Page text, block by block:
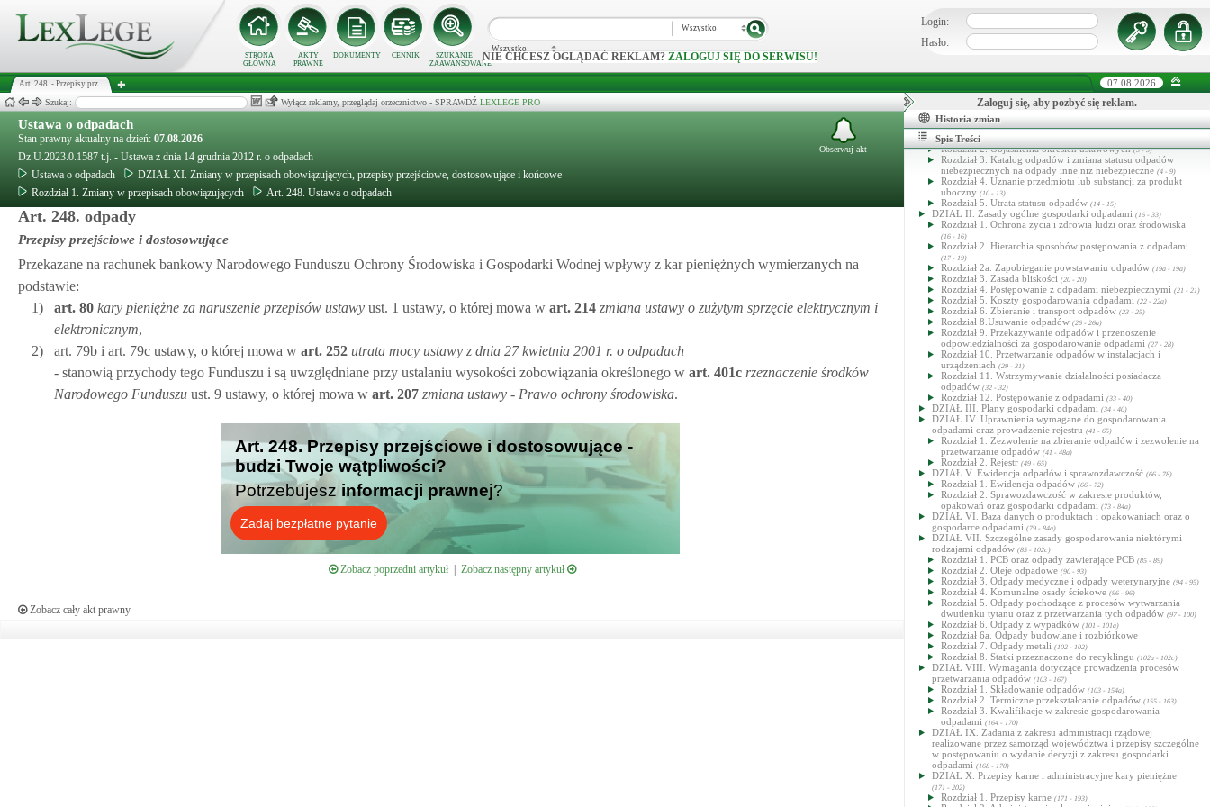
STRONA
GŁÓWNA
AKTY
PRAWNE
DOKUMENTY CENNIK
SZUKANIE
ZAAWANSOWANE
Wszystko
Wszystko
NIE CHCESZ OGLĄDAĆ REKLAM? ZALOGUJ SIĘ DO SERWISU!
Login:
Hasło:
Art. 248. - Przepisy prz... 07.08.2026
Szukaj: Wyłącz reklamy, przeglądaj orzecznictwo - SPRAWDŹ LEXLEGE PRO
Ustawa o odpadach
Stan prawny aktualny na dzień: 07.08.2026
Dz.U.2023.0.1587 t.j. - Ustawa z dnia 14 grudnia 2012 r. o odpadach
Ustawa o odpadach
DZIAŁ XI. Zmiany w przepisach obowiązujących, przepisy przejściowe, dostosowujące i końcowe
Rozdział 1. Zmiany w przepisach obowiązujących
Art. 248. Ustawa o odpadach
Obserwuj akt
Art. 248. odpady
Przepisy przejściowe i dostosowujące
Przekazane na rachunek bankowy Narodowego Funduszu Ochrony Środowiska i Gospodarki Wodnej wpływy z kar pieniężnych wymierzanych na
podstawie:
1)
art. 80 kary pieniężne za naruszenie przepisów ustawy ust. 1 ustawy, o której mowa w art. 214 zmiana ustawy o zużytym sprzęcie elektrycznym i
elektronicznym,
2)
art. 79b i art. 79c ustawy, o której mowa w art. 252 utrata mocy ustawy z dnia 27 kwietnia 2001 r. o odpadach
- stanowią przychody tego Funduszu i są uwzględniane przy ustalaniu wysokości zobowiązania określonego w art. 401c rzeznaczenie środków
Narodowego Funduszu ust. 9 ustawy, o której mowa w art. 207 zmiana ustawy - Prawo ochrony środowiska.
Art. 248. Przepisy przejściowe i dostosowujące -
budzi Twoje wątpliwości?
Potrzebujesz informacji prawnej?
Zadaj bezpłatne pytanie
Zobacz poprzedni artykuł| Zobacz następny artykuł
Zobacz cały akt prawny
Zaloguj się, aby pozbyć się reklam.
Historia zmian
Spis Treści
Ustawa o odpadach
DZIAŁ I. Przepisy ogólne(1 - 15)
Rozdział 1. Zakres ustawy
Rozdział 2. Objaśnienia określeń ustawowych(3 - 3)
Rozdział 3. Katalog odpadów i zmiana statusu odpadów
niebezpiecznych na odpady inne niż niebezpieczne (4 - 9)
Rozdział 4. Uznanie przedmiotu lub substancji za produkt
uboczny (10 - 13)
Rozdział 5. Utrata statusu odpadów (14 - 15)
DZIAŁ II. Zasady ogólne gospodarki odpadami (16 - 33)
Rozdział 1. Ochrona życia i zdrowia ludzi oraz środowiska
(16 - 16)
Rozdział 2. Hierarchia sposobów postępowania z odpadami
(17 - 19)
Rozdział 2a. Zapobieganie powstawaniu odpadów (19a - 19a)
Rozdział 3. Zasada bliskości (20 - 20)
Rozdział 4. Postępowanie z odpadami niebezpiecznymi (21 - 21)
Rozdział 5. Koszty gospodarowania odpadami (22 - 22a)
Rozdział 6. Zbieranie i transport odpadów (23 - 25)
Rozdział 8.Usuwanie odpadów (26 - 26a)
Rozdział 9. Przekazywanie odpadów i przenoszenie
odpowiedzialności za gospodarowanie odpadami (27 - 28)
Rozdział 10. Przetwarzanie odpadów w instalacjach i
urządzeniach (29 - 31)
Rozdział 11. Wstrzymywanie działalności posiadacza
odpadów (32 - 32)
Rozdział 12. Postępowanie z odpadami (33 - 40)
DZIAŁ III. Plany gospodarki odpadami (34 - 40)
DZIAŁ IV. Uprawnienia wymagane do gospodarowania
odpadami oraz prowadzenie rejestru (41 - 65)
Rozdział 1. Zezwolenie na zbieranie odpadów i zezwolenie na
przetwarzanie odpadów (41 - 48a)
Rozdział 2. Rejestr (49 - 65)
DZIAŁ V. Ewidencja odpadów i sprawozdawczość (66 - 78)
Rozdział 1. Ewidencja odpadów (66 - 72)
Rozdział 2. Sprawozdawczość w zakresie produktów,
opakowań oraz gospodarki odpadami (73 - 84a)
DZIAŁ VI. Baza danych o produktach i opakowaniach oraz o
gospodarce odpadami (79 - 84a)
DZIAŁ VII. Szczególne zasady gospodarowania niektórymi
rodzajami odpadów (85 - 102c)
Rozdział 1. PCB oraz odpady zawierające PCB (85 - 89)
Rozdział 2. Oleje odpadowe (90 - 93)
Rozdział 3. Odpady medyczne i odpady weterynaryjne (94 - 95)
Rozdział 4. Komunalne osady ściekowe (96 - 96)
Rozdział 5. Odpady pochodzące z procesów wytwarzania
dwutlenku tytanu oraz z przetwarzania tych odpadów (97 - 100)
Rozdział 6. Odpady z wypadków (101 - 101a)
Rozdział 6a. Odpady budowlane i rozbiórkowe
Rozdział 7. Odpady metali (102 - 102)
Rozdział 8. Statki przeznaczone do recyklingu (102a - 102c)
DZIAŁ VIII. Wymagania dotyczące prowadzenia procesów
przetwarzania odpadów (103 - 167)
Rozdział 1. Składowanie odpadów (103 - 154a)
Rozdział 2. Termiczne przekształcanie odpadów (155 - 163)
Rozdział 3. Kwalifikacje w zakresie gospodarowania
odpadami (164 - 170)
DZIAŁ IX. Zadania z zakresu administracji rządowej
realizowane przez samorząd województwa i przepisy szczególne
w postępowaniu o wydanie decyzji z zakresu gospodarki
odpadami (168 - 170)
DZIAŁ X. Przepisy karne i administracyjne kary pieniężne
(171 - 202)
Rozdział 1. Przepisy karne (171 - 193)